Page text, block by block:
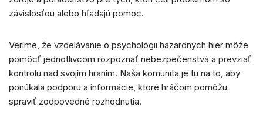
závislosťou alebo hľadajú pomoc.
Veríme, že vzdelávanie o psychológii hazardných hier môže
pomôcť jednotlivcom rozpoznať nebezpečenstvá a prevziať
kontrolu nad svojím hraním. Naša komunita je tu na to, aby
ponúkala podporu a informácie, ktoré hráčom pomôžu
spraviť zodpovedné rozhodnutia.